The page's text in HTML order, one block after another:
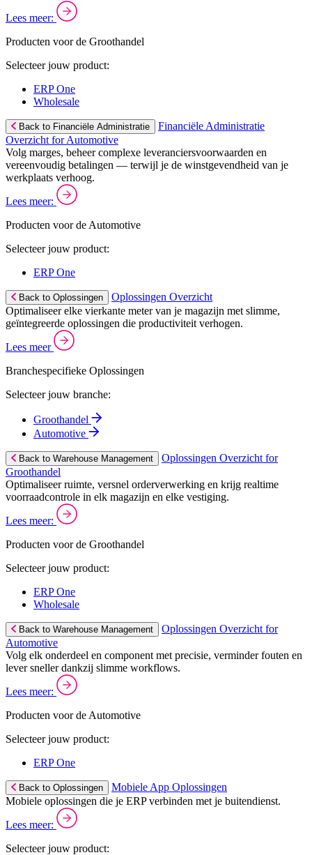
Lees meer:
Producten voor de Groothandel
Selecteer jouw product:
ERP One
Wholesale
Back to Financiële Administratie
Financiële Administratie
Overzicht for Automotive
Volg marges, beheer complexe leveranciersvoorwaarden en
vereenvoudig betalingen — terwijl je de winstgevendheid van je
werkplaats verhoog.
Lees meer:
Producten voor de Automotive
Selecteer jouw product:
ERP One
Back to Oplossingen
Oplossingen Overzicht
Optimaliseer elke vierkante meter van je magazijn met slimme,
geïntegreerde oplossingen die productiviteit verhogen.
Lees meer
Branchespecifieke Oplossingen
Selecteer jouw branche:
Groothandel
Automotive
Back to Warehouse Management
Oplossingen Overzicht for
Groothandel
Optimaliseer ruimte, versnel orderverwerking en krijg realtime
voorraadcontrole in elk magazijn en elke vestiging.
Lees meer:
Producten voor de Groothandel
Selecteer jouw product:
ERP One
Wholesale
Back to Warehouse Management
Oplossingen Overzicht for
Automotive
Volg elk onderdeel en component met precisie, verminder fouten en
lever sneller dankzij slimme workflows.
Lees meer:
Producten voor de Automotive
Selecteer jouw product:
ERP One
Back to Oplossingen
Mobiele App Oplossingen
Mobiele oplossingen die je ERP verbinden met je buitendienst.
Lees meer:
Selecteer jouw product: